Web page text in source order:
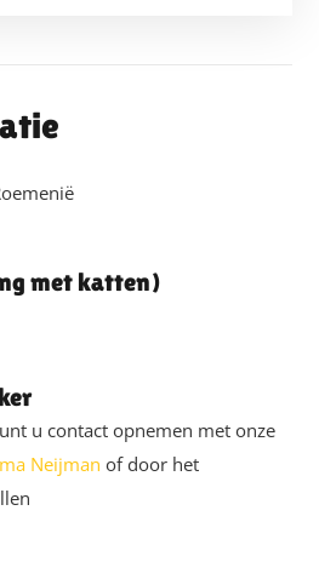
met katten)
u contact opnemen met onze
Neijman of door het